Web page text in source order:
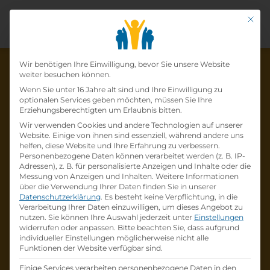
Die Lehrstelle wurde schon
besetzt!
Die LehrstelleLehrling Einzelhandel mit
Schwerpunkt Einrichtungsberatung (m/w/d)
beiist schonbesetzt.
Firmenprofil besuchen
Andere Lehrstelle suchen
Mit
Datenschutz-
Wir benötigen Ihre Einwilligung, bevor Sie unsere Website
weiter besuchen können.
Wenn Sie unter 16 Jahre alt sind und Ihre Einwilligung zu
optionalen Services geben möchten, müssen Sie Ihre
Erziehungsberechtigten um Erlaubnis bitten.
Wir verwenden Cookies und andere Technologien auf unserer
Website. Einige von ihnen sind essenziell, während andere uns
helfen, diese Website und Ihre Erfahrung zu verbessern.
Personenbezogene Daten können verarbeitet werden (z. B. IP-
Adressen), z. B. für personalisierte Anzeigen und Inhalte oder die
Messung von Anzeigen und Inhalten. Weitere Informationen
über die Verwendung Ihrer Daten finden Sie in unserer
Datenschutzerklärung. Es besteht keine Verpflichtung, in die
Verarbeitung Ihrer Daten einzuwilligen, um dieses Angebot zu
nutzen. Sie können Ihre Auswahl jederzeit unter Einstellungen
widerrufen oder anpassen. Bitte beachten Sie, dass aufgrund
individueller Einstellungen möglicherweise nicht alle
Funktionen der Website verfügbar sind.
Einige Services verarbeiten personenbezogene Daten in den